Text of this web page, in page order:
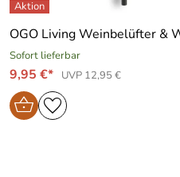
OGO Living Weinbelüfter &
Sofort lieferbar
9,95 €* UVP 12,95 €